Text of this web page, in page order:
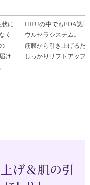
に
く
け
HIFUの中でもFDA認
ウルセラシステム 。
筋膜から引き上げるた
しっかりリフトアップ
げ＆肌の引